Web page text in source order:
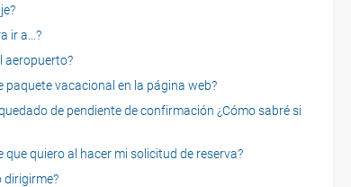
ir a...?
aeropuerto?
paquete vacacional en la página web?
de pendiente de confirmación ¿Cómo sabré si
que quiero al hacer mi solicitud de reserva?
dirigirme?